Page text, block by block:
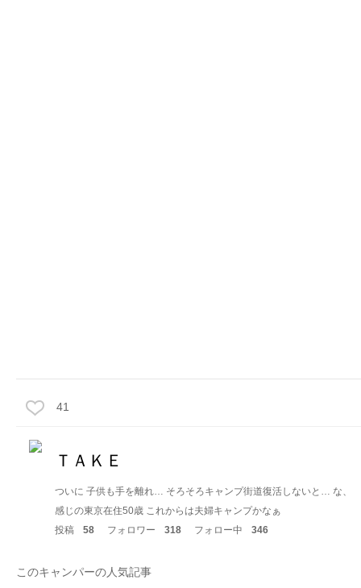
41
ＴＡＫＥ
ついに 子供も手を離れ… そろそろキャンプ街道復活しないと… な、
感じの東京在住50歳 これからは夫婦キャンプかなぁ
投稿
58 フォロワー 318 フォロー中 346
このキャンパーの人気記事